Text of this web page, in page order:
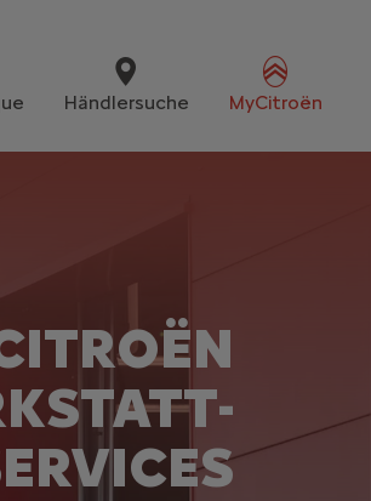
Händlersuche MyCitroën